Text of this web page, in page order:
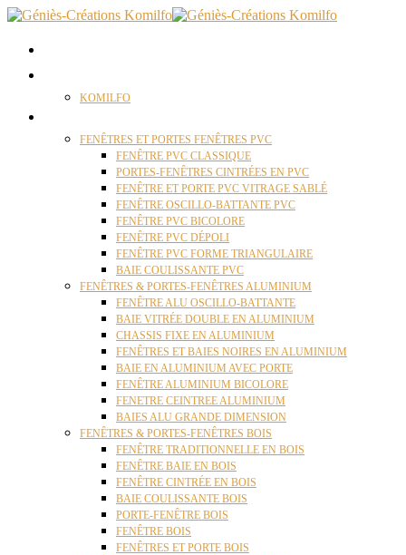
KOMILFO
FENÊTRES ET PORTES FENÊTRES PVC
FENÊTRE PVC CLASSIQUE
PORTES-FENÊTRES CINTRÉES EN PVC
FENÊTRE ET PORTE PVC VITRAGE SABLÉ
FENÊTRE OSCILLO-BATTANTE PVC
FENÊTRE PVC BICOLORE
FENÊTRE PVC DÉPOLI
FENÊTRE PVC FORME TRIANGULAIRE
BAIE COULISSANTE PVC
FENÊTRES & PORTES-FENÊTRES ALUMINIUM
FENÊTRE ALU OSCILLO-BATTANTE
BAIE VITRÉE DOUBLE EN ALUMINIUM
CHASSIS FIXE EN ALUMINIUM
FENÊTRES ET BAIES NOIRES EN ALUMINIUM
BAIE EN ALUMINIUM AVEC PORTE
FENÊTRE ALUMINIUM BICOLORE
FENETRE CEINTREE ALUMINIUM
BAIES ALU GRANDE DIMENSION
FENÊTRES & PORTES-FENÊTRES BOIS
FENÊTRE TRADITIONNELLE EN BOIS
FENÊTRE BAIE EN BOIS
FENÊTRE CINTRÉE EN BOIS
BAIE COULISSANTE BOIS
PORTE-FENÊTRE BOIS
FENÊTRE BOIS
FENÊTRES ET PORTE BOIS